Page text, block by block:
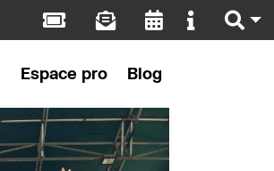
Espace pro Blog